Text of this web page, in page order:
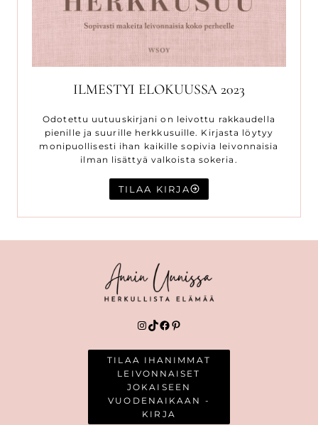
ILMESTYI ELOKUUSSA 2023
Odotettu uutuuskirjani on leivottu rakkaudella
pienille ja suurille herkkusuille. Kirjasta löytyy
monipuollisesti ihan kaikille sopivia leivonnaisia
ilman lisättyä valkoista sokeria.
TILAA KIRJA
Instagram
TikTok
Facebook
Pinterest
TILAA IHANIMMAT
LEIVONNAISET
JOKAISEEN
VUODENAIKAAN -
KIRJA